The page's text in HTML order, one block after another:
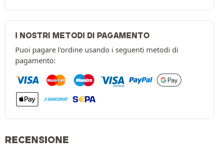
I NOSTRI METODI DI PAGAMENTO
Puoi pagare l'ordine usando i seguenti metodi di
pagamento:
RECENSIONE